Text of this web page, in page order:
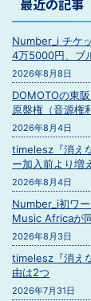
最近の記事
Number_i チケ
4万5000円、ブ
2026年8月8日
DOMOTOの東
原盤権（音源権
2026年8月4日
timelesz『消え
ー加入前より増
2026年8月4日
Number_i初ワ
Music Africaが
2026年8月3日
timelesz『消え
由は2つ
2026年7月31日